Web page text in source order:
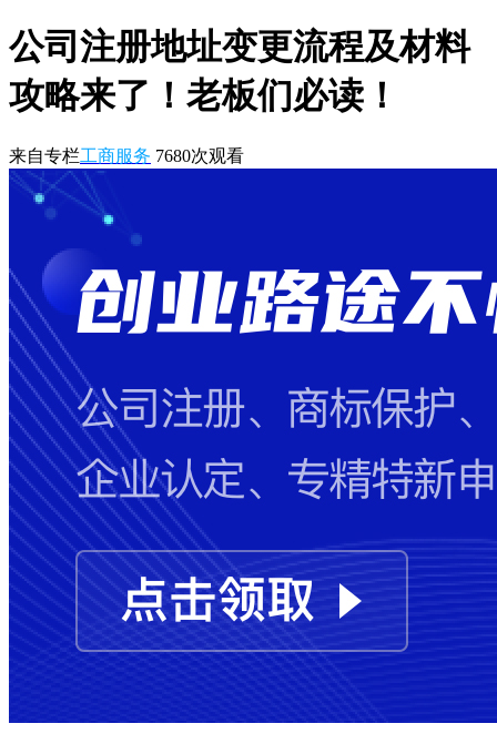
公司注册地址变更流程及材料
攻略来了！老板们必读！
来自专栏工商服务 7680次观看